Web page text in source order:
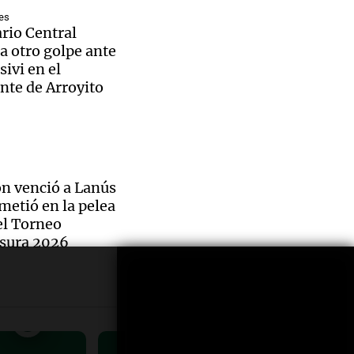
por
en
y otras
de
a
a
Unidos
de
su
con la
Central
otro golpe ante
en el
de Arroyito
venció a Lanús
en la pelea
Torneo
2026